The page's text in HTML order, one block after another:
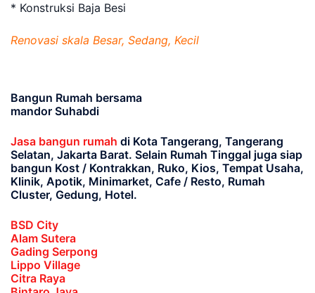
* Konstruksi Baja Besi
Renovasi skala Besar, Sedang, Kecil
Bangun Rumah bersama
mandor Suhabdi
Jasa bangun rumah di Kota Tangerang, Tangerang
Selatan, Jakarta Barat. Selain Rumah Tinggal juga siap
bangun Kost / Kontrakkan, Ruko, Kios, Tempat Usaha,
Klinik, Apotik, Minimarket, Cafe / Resto, Rumah
Cluster, Gedung, Hotel.
BSD City
Alam Sutera
Gading Serpong
Lippo Village
Citra Raya